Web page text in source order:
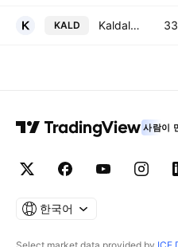
KALD Kaldalon hf
사람이
한국어